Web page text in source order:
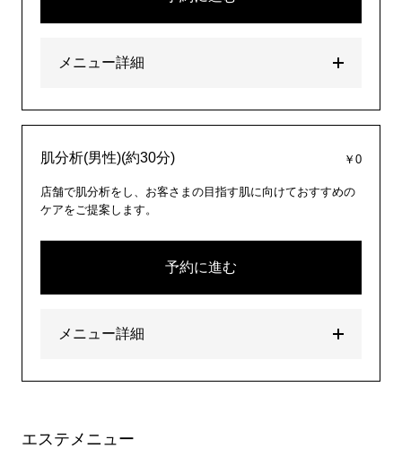
メニュー詳細
肌分析(男性)(約30分) ￥0
店舗で肌分析をし、お客さまの目指す肌に向けておすすめの
ケアをご提案します。
予約に進む
メニュー詳細
エステメニュー